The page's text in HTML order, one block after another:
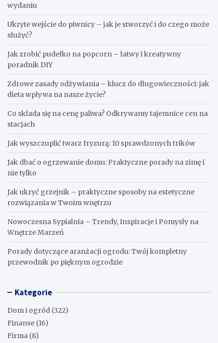
wydaniu
Ukryte wejście do piwnicy – jak je stworzyć i do czego może
służyć?
Jak zrobić pudełko na popcorn – łatwy i kreatywny
poradnik DIY
Zdrowe zasady odżywiania – klucz do długowieczności: jak
dieta wpływa na nasze życie?
Co składa się na cenę paliwa? Odkrywamy tajemnice cen na
stacjach
Jak wyszczuplić twarz fryzurą: 10 sprawdzonych trików
Jak dbać o ogrzewanie domu: Praktyczne porady na zimę i
nie tylko
Jak ukryć grzejnik – praktyczne sposoby na estetyczne
rozwiązania w Twoim wnętrzu
Nowoczesna Sypialnia – Trendy, Inspiracje i Pomysły na
Wnętrze Marzeń
Porady dotyczące aranżacji ogrodu: Twój kompletny
przewodnik po pięknym ogrodzie
Kategorie
Dom i ogród (322)
Finanse (16)
Firma (8)